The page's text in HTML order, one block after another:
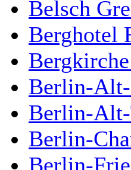
Belsch
Berghotel
Berlin-Alt-
Berlin-
Berlin-
Berlin-